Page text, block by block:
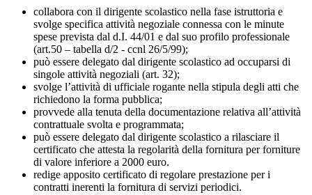
collabora con il dirigente scolastico nella fase istruttoria e
svolge specifica attività negoziale connessa con le minute
spese prevista dal d.I. 44/01 e dal suo profilo professionale
(art.50 – tabella d/2 - ccnl 26/5/99);
può essere delegato dal dirigente scolastico ad occuparsi di
singole attività negoziali (art. 32);
svolge l’attività di ufficiale rogante nella stipula degli atti che
richiedono la forma pubblica;
provvede alla tenuta della documentazione relativa all’attività
contrattuale svolta e programmata;
può essere delegato dal dirigente scolastico a rilasciare il
certificato che attesta la regolarità della fornitura per forniture
di valore inferiore a 2000 euro.
redige apposito certificato di regolare prestazione per i
contratti inerenti la fornitura di servizi periodici.